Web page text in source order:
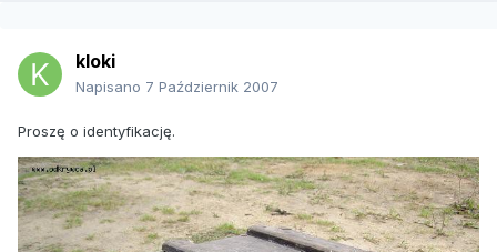
kloki
Napisano 7 Październik 2007
Proszę o identyfikację.